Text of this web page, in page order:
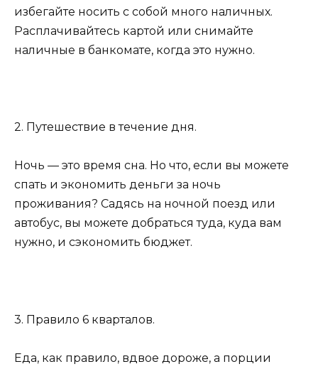
избегайте носить с собой много наличных.
Расплачивайтесь картой или снимайте
наличные в банкомате, когда это нужно.
2. Путешествие в течение дня.
Ночь — это время сна. Но что, если вы можете
спать и экономить деньги за ночь
проживания? Садясь на ночной поезд или
автобус, вы можете добраться туда, куда вам
нужно, и сэкономить бюджет.
3. Правило 6 кварталов.
Еда, как правило, вдвое дороже, а порции